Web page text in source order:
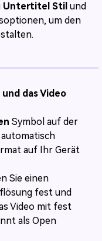
Untertitel Stil und
um den
das Video
Symbol auf der
automatisch
auf Ihr Gerät
Sie einen
fest und
Video mit fest
als Open